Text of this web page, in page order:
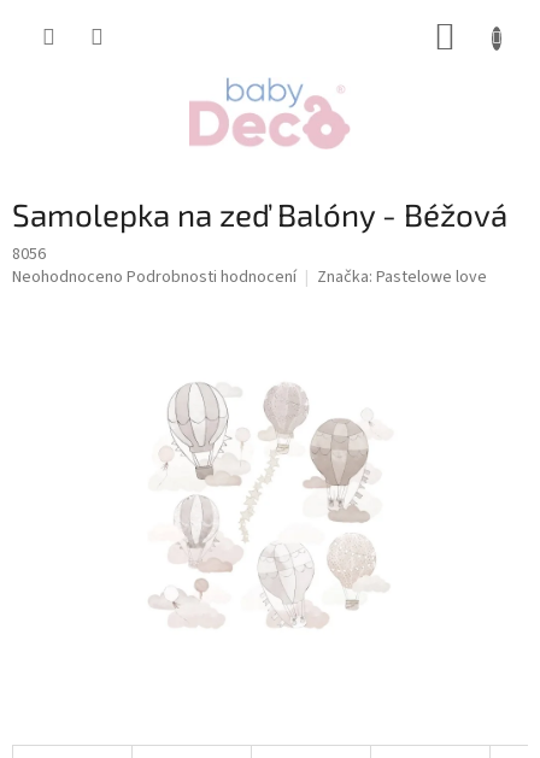
Samolepka na zeď Balóny - Béžová
8056
Průměrné
Neohodnoceno Podrobnosti hodnocení Značka: Pastelowe love